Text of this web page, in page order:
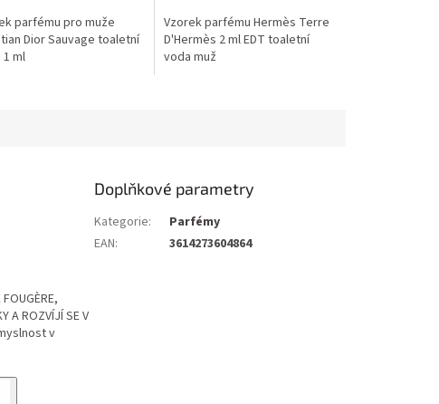
parfému pro muže
Dior Sauvage toaletní
ml
Vzorek parfému Hermès Terre
D'Hermès 2 ml EDT toaletní
voda muž
A ROZVÍJÍ SE V
v
Doplňkové parametry
Kategorie:
Parfémy
EAN: 3614273604864